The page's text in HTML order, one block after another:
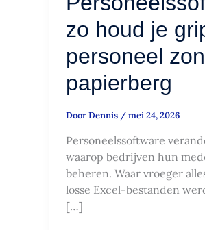
zo houd je
personeel
papierberg
DoorDennis /mei 24, 2026
Personeelssoftware
waarop bedrijven hun
beheren. Waar vroeger
losse Excel-bestanden
[…]